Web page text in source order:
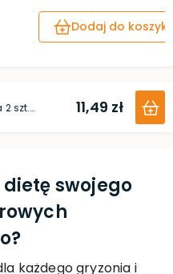
Dodaj do
Smakers dla gryzoni i królika 2 szt. / 90 g orzechowy 11,49 zł
swojego
każdego gryzonia i